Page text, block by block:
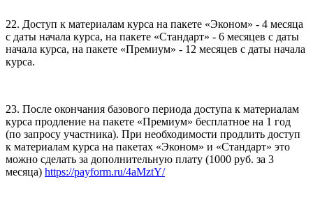
22. Доступ к материалам курса на пакете «Эконом» - 4 месяца
с даты начала курса, на пакете «Стандарт» - 6 месяцев с даты
начала курса, на пакете «Премиум» - 12 месяцев с даты начала
курса.
23. После окончания базового периода доступа к материалам
курса продление на пакете «Премиум» бесплатное на 1 год
(по запросу участника). При необходимости продлить доступ
к материалам курса на пакетах «Эконом» и «Стандарт» это
можно сделать за дополнительную плату (1000 руб. за 3
месяца) https://payform.ru/4aMztY/